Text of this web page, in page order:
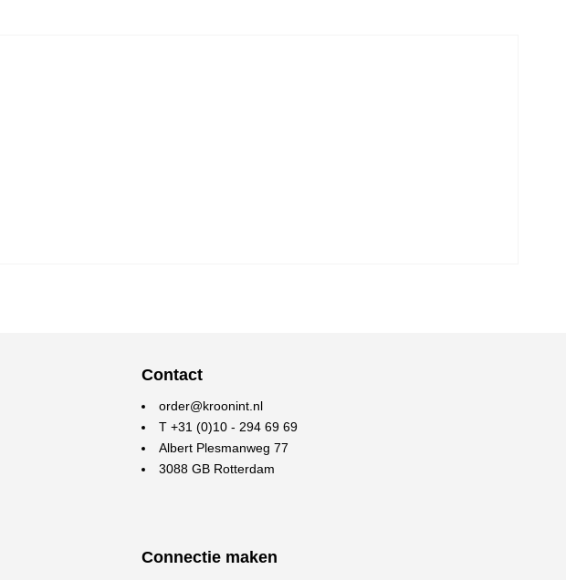
Contact
order@kroonint.nl
T +31 (0)10 - 294 69 69
Albert Plesmanweg 77
3088 GB Rotterdam
Connectie maken